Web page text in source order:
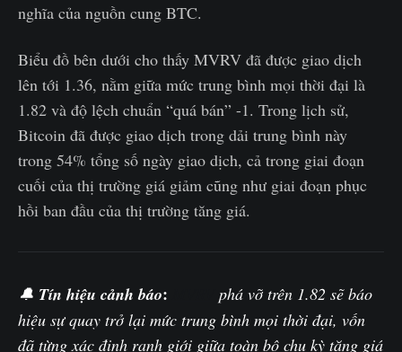
nghĩa của nguồn cung BTC.
Biểu đồ bên dưới cho thấy MVRV đã được giao dịch
lên tới 1.36, nằm giữa mức trung bình mọi thời đại là
1.82 và độ lệch chuẩn “quá bán” -1. Trong lịch sử,
Bitcoin đã được giao dịch trong dải trung bình này
trong 54% tổng số ngày giao dịch, cả trong giai đoạn
cuối của thị trường giá giảm cũng như giai đoạn phục
hồi ban đầu của thị trường tăng giá.
🔔 Tín hiệu cảnh báo:
phá vỡ trên 1.82 sẽ báo
hiệu sự quay trở lại mức trung bình mọi thời đại, vốn
đã từng xác định ranh giới giữa toàn bộ chu kỳ tăng giá